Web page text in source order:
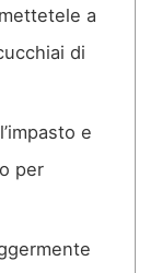
a
di
e
per